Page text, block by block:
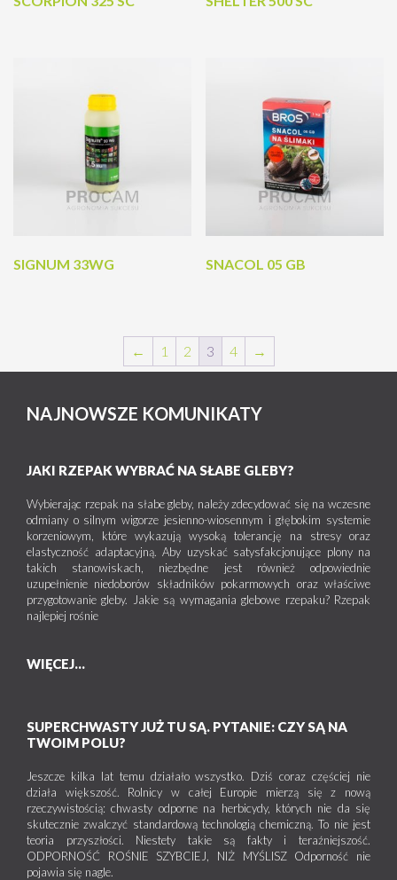
SIGNUM 33WG SNACOL 05 GB
← 1 2 3 4 →
NAJNOWSZE KOMUNIKATY
JAKI RZEPAK WYBRAĆ NA SŁABE GLEBY?
Wybierając rzepak na słabe gleby, należy zdecydować się na wczesne
odmiany o silnym wigorze jesienno-wiosennym i głębokim systemie
korzeniowym, które wykazują wysoką tolerancję na stresy oraz
elastyczność adaptacyjną. Aby uzyskać satysfakcjonujące plony na
takich stanowiskach, niezbędne jest również odpowiednie
uzupełnienie niedoborów składników pokarmowych oraz właściwe
przygotowanie gleby. Jakie są wymagania glebowe rzepaku? Rzepak
najlepiej rośnie
WIĘCEJ...
SUPERCHWASTY JUŻ TU SĄ. PYTANIE: CZY SĄ NA
TWOIM POLU?
Jeszcze kilka lat temu działało wszystko. Dziś coraz częściej nie
działa większość. Rolnicy w całej Europie mierzą się z nową
rzeczywistością: chwasty odporne na herbicydy, których nie da się
skutecznie zwalczyć standardową technologią chemiczną. To nie jest
teoria przyszłości. Niestety takie są fakty i teraźniejszość.
ODPORNOŚĆ ROŚNIE SZYBCIEJ, NIŻ MYŚLISZ Odporność nie
pojawia się nagle.